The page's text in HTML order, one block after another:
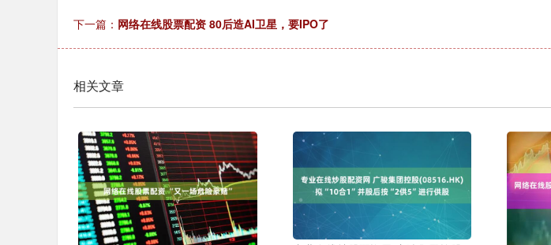
下一篇： 网络在线股票配资 80后造AI卫星，要IPO了
相关文章